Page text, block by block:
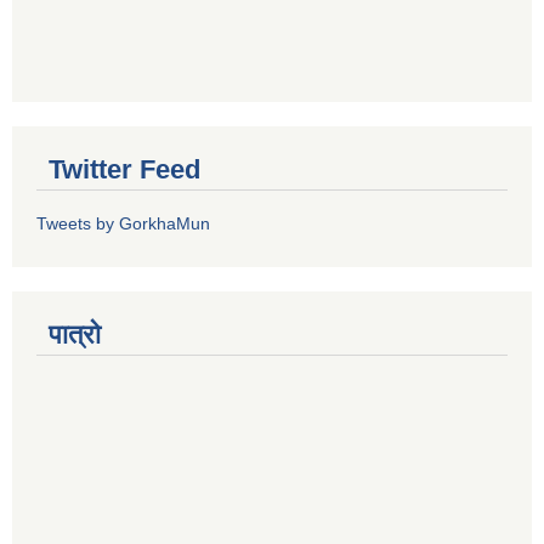
Twitter Feed
Tweets by GorkhaMun
पात्रो